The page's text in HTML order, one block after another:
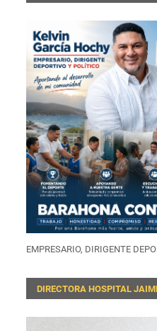
EMPRESARIO, DIRIGENTE
DIRECTORA HOSPITAL